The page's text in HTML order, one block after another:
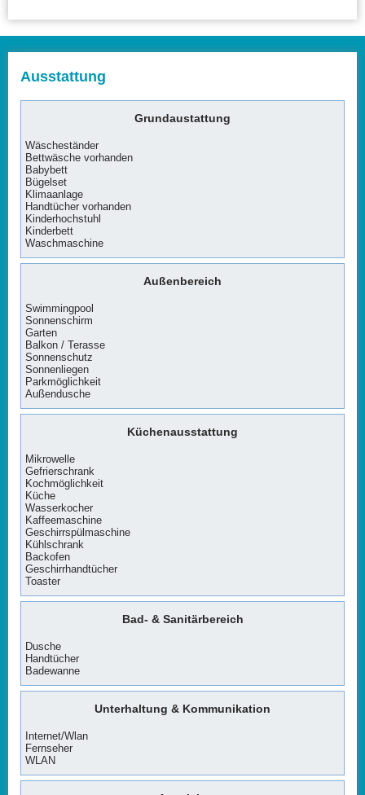
Ausstattung
Grundaustattung
Wäscheständer
Bettwäsche vorhanden
Babybett
Bügelset
Klimaanlage
Handtücher vorhanden
Kinderhochstuhl
Kinderbett
Waschmaschine
Außenbereich
Swimmingpool
Sonnenschirm
Garten
Balkon / Terasse
Sonnenschutz
Sonnenliegen
Parkmöglichkeit
Außendusche
Küchenausstattung
Mikrowelle
Gefrierschrank
Kochmöglichkeit
Küche
Wasserkocher
Kaffeemaschine
Geschirrspülmaschine
Kühlschrank
Backofen
Geschirrhandtücher
Toaster
Bad- & Sanitärbereich
Dusche
Handtücher
Badewanne
Unterhaltung & Kommunikation
Internet/Wlan
Fernseher
WLAN